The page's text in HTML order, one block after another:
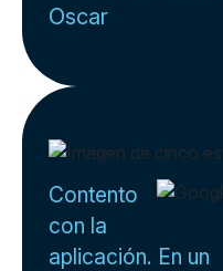
Oscar
Contento
con la
aplicación. En un